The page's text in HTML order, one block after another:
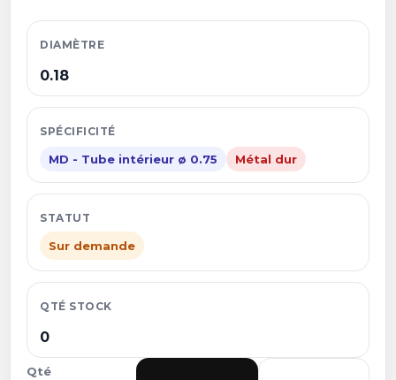
DIAMÈTRE
0.18
SPÉCIFICITÉ
MD - Tube intérieur ø 0.75 Métal dur
STATUT
Sur demande
QTÉ STOCK
0
Qté